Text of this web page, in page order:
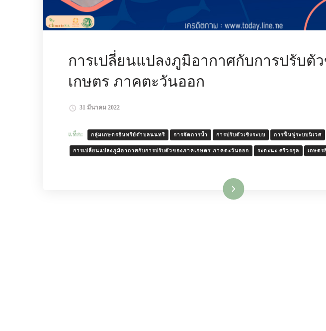
การเปลี่ยนแปลงภูมิอากาศกับการปรับตั
เกษตร ภาคตะวันออก
31 มีนาคม 2022
แท็ก: กลุ่มเกษตรอินทรีย์ตำบลนนทรี การจัดการน้ำ การปรับตัวเชิงระบบ การฟื้นฟูระบบนิเวศ
การเปลี่ยนแปลงภูมิอากาศกับการปรับตัวของภาคเกษตร ภาคตะวันออก ระตะนะ ศรีวรกุล เกษตร
อ่านเพิ่มเติม